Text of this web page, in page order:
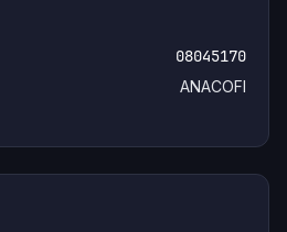
08045170
ANACOFI